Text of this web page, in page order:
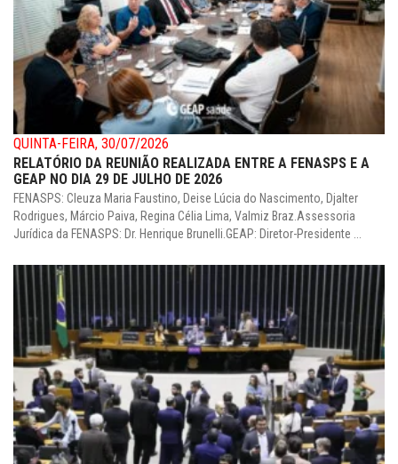
QUINTA-FEIRA, 30/07/2026
RELATÓRIO DA REUNIÃO REALIZADA ENTRE A FENASPS E A
GEAP NO DIA 29 DE JULHO DE 2026
FENASPS: Cleuza Maria Faustino, Deise Lúcia do Nascimento, Djalter
Rodrigues, Márcio Paiva, Regina Célia Lima, Valmiz Braz.Assessoria
Jurídica da FENASPS: Dr. Henrique Brunelli.GEAP: Diretor-Presidente ...